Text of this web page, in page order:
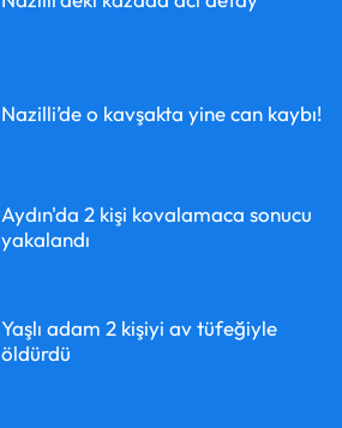
Nazilli’de o kavşakta yine can kaybı!
Aydın'da 2 kişi kovalamaca sonucu
yakalandı
Yaşlı adam 2 kişiyi av tüfeğiyle
öldürdü